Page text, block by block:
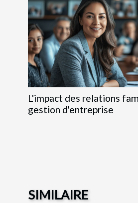
L'impact des relations
gestion d'entreprise
SIMILAIRE